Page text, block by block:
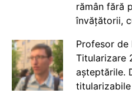
rămân fără
învățătorii,
Profesor de
Titularizare
așteptările.
titularizabile